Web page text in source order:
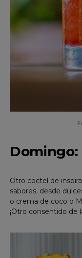
Domingo:
Otro coctel de
sabores, desde
o crema de coco o
¡Otro consentido de